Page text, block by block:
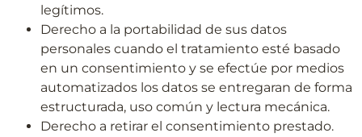
legítimos.
Derecho a la portabilidad de sus datos
personales cuando el tratamiento esté basado
en un consentimiento y se efectúe por medios
automatizados los datos se entregaran de forma
estructurada, uso común y lectura mecánica.
Derecho a retirar el consentimiento prestado.